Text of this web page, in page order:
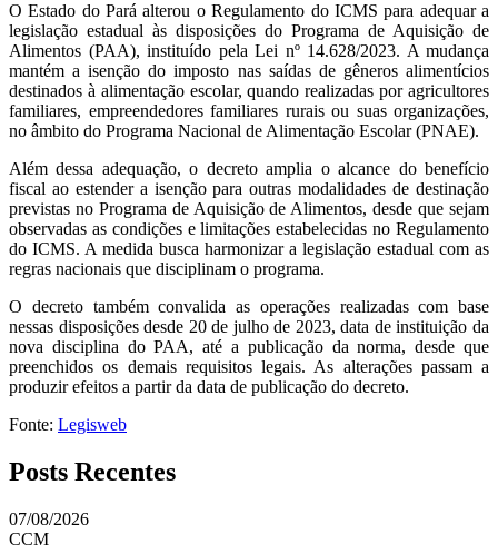
O Estado do Pará alterou o Regulamento do ICMS para adequar a
legislação estadual às disposições do Programa de Aquisição de
Alimentos (PAA), instituído pela Lei nº 14.628/2023. A mudança
mantém a isenção do imposto nas saídas de gêneros alimentícios
destinados à alimentação escolar, quando realizadas por agricultores
familiares, empreendedores familiares rurais ou suas organizações,
no âmbito do Programa Nacional de Alimentação Escolar (PNAE).
Além dessa adequação, o decreto amplia o alcance do benefício
fiscal ao estender a isenção para outras modalidades de destinação
previstas no Programa de Aquisição de Alimentos, desde que sejam
observadas as condições e limitações estabelecidas no Regulamento
do ICMS. A medida busca harmonizar a legislação estadual com as
regras nacionais que disciplinam o programa.
O decreto também convalida as operações realizadas com base
nessas disposições desde 20 de julho de 2023, data de instituição da
nova disciplina do PAA, até a publicação da norma, desde que
preenchidos os demais requisitos legais. As alterações passam a
produzir efeitos a partir da data de publicação do decreto.
Fonte: Legisweb
Posts Recentes
07/08/2026
CCM